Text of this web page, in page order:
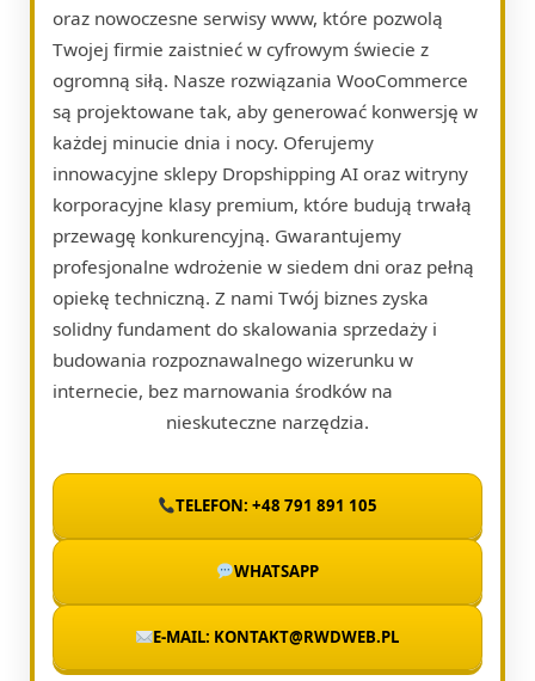
oraz nowoczesne serwisy www, które pozwolą
Twojej firmie zaistnieć w cyfrowym świecie z
ogromną siłą. Nasze rozwiązania WooCommerce
są projektowane tak, aby generować konwersję w
każdej minucie dnia i nocy. Oferujemy
innowacyjne sklepy Dropshipping AI oraz witryny
korporacyjne klasy premium, które budują trwałą
przewagę konkurencyjną. Gwarantujemy
profesjonalne wdrożenie w siedem dni oraz pełną
opiekę techniczną. Z nami Twój biznes zyska
solidny fundament do skalowania sprzedaży i
budowania rozpoznawalnego wizerunku w
internecie, bez marnowania środków na
nieskuteczne narzędzia.
TELEFON: +48 791 891 105
WHATSAPP
E-MAIL: KONTAKT@RWDWEB.PL